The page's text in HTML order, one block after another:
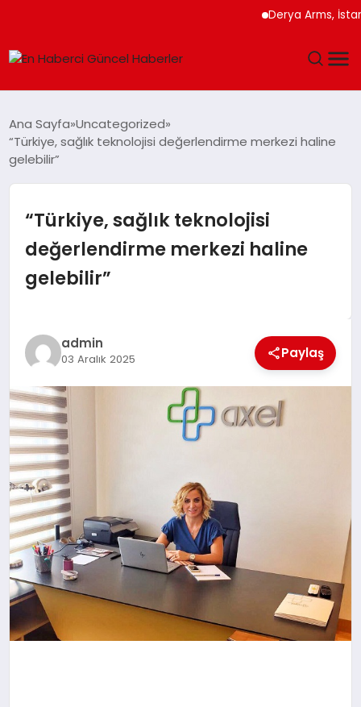
Derya Arms, İstanbul
SPOR
TEKNOLOJI
MAGAZIN
EKONOMI
EĞITIM
SIYASET
Ana Sayfa Uncategorized
“Türkiye, sağlık teknolojisi değerlendirme merkezi haline
gelebilir”
“Türkiye, sağlık teknolojisi
değerlendirme merkezi haline
gelebilir”
admin
03 Aralık 2025 Paylaş